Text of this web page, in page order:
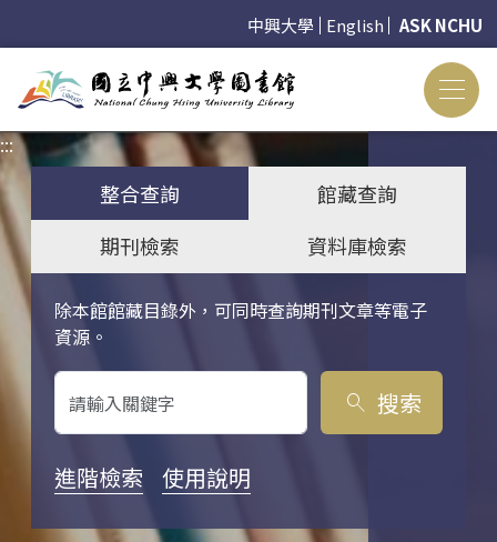
中興大學 English ASK NCHU
:::
整合查詢
館藏查詢
期刊檢索
資料庫檢索
除本館館藏目錄外，可同時查詢期刊文章等電子
資源。
關鍵字搜尋
search 搜索
進階檢索 使用說明